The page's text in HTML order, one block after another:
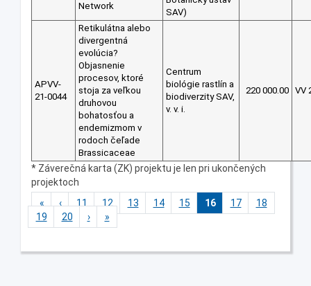
Network
SAV)
APVV-
21-0044
Retikulátna alebo
divergentná
evolúcia?
Objasnenie
procesov, ktoré
stoja za veľkou
druhovou
bohatosťou a
endemizmom v
rodoch čeľade
Brassicaceae
Centrum
biológie rastlín a
biodiverzity SAV,
v. v. i.
220 000.00 VV
* Záverečná karta (ZK) projektu je len pri ukončených
projektoch
«
‹ 11 12 13 14 15 16 17
18
19
20 › »